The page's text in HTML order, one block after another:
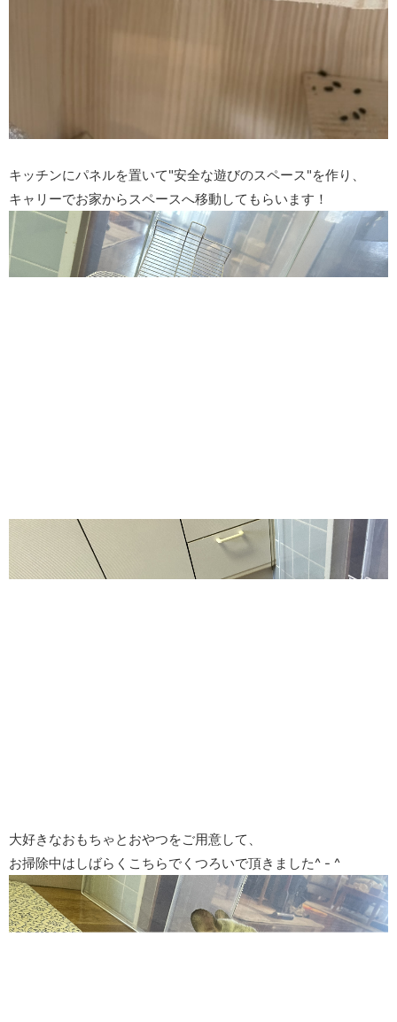
キッチンにパネルを置いて"安全な遊びのスペース"を作り、
キャリーでお家からスペースへ移動してもらいます！
大好きなおもちゃとおやつをご用意して、
お掃除中はしばらくこちらでくつろいで頂きました^ - ^